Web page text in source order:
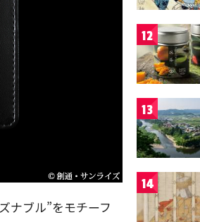
ナブル”をモチーフ
12
13
14